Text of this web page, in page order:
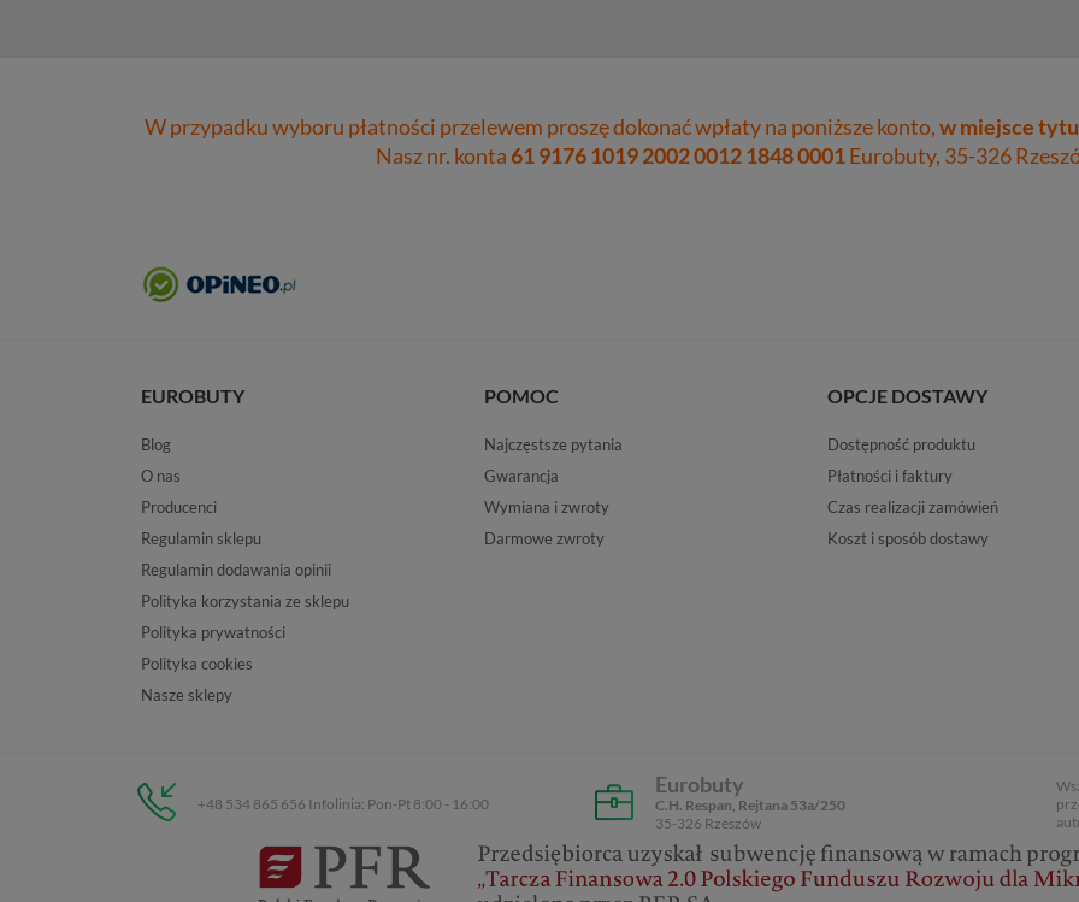
W przypadku wyboru płatności przelewem proszę dokonać wpłaty na poniższe konto,w miejsce
Nasz nr. konta61 9176 1019 2002 0012 1848 0001Eurobuty, 35-326
EUROBUTY
Blog
O nas
Producenci
Regulamin sklepu
Regulamin dodawania opinii
Polityka korzystania ze sklepu
Polityka prywatności
Polityka cookies
Nasze sklepy
POMOC
Najczęstsze pytania
Gwarancja
Wymiana i zwroty
Darmowe zwroty
OPCJE DOSTAWY
Dostępność produktu
Płatności i faktury
Czas realizacji zamówień
Koszt i sposób dostawy
+48 534 865 656 Infolinia: Pon-Pt 8:00 - 16:00
Eurobuty
C.H. Respan, Rejtana 53a/250
35-326 Rzeszów